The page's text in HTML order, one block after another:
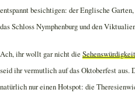
entspannt besichtigen: der Englische
das Schloss Nymphenburg und den
Ach, ihr wollt gar nicht die
seid ihr vermutlich auf das Oktoberfest aus.
natürlich nur einen Hotspot: die